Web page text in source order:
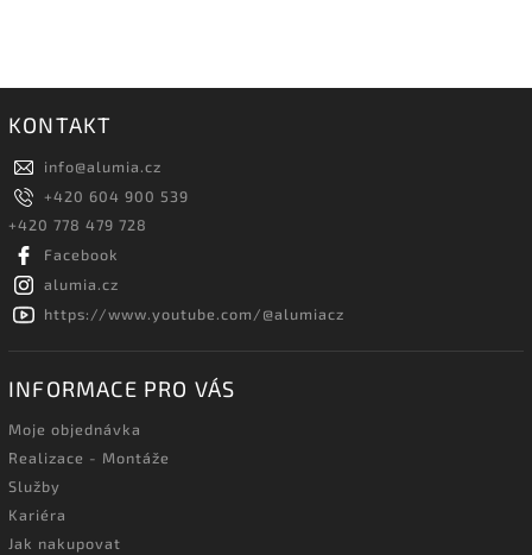
KONTAKT
info@alumia.cz
+420 604 900 539
+420 778 479 728
Facebook
alumia.cz
https://www.youtube.com/@alumiacz
INFORMACE PRO VÁS
Moje objednávka
Realizace - Montáže
Služby
Kariéra
Jak nakupovat